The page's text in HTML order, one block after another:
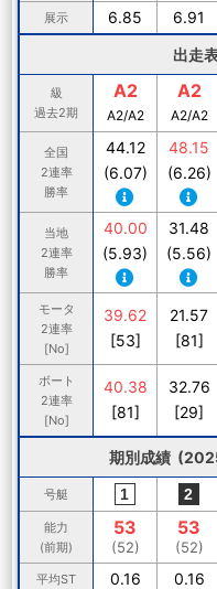
展示 6.85 6.91
出走
級
過去2期
A2
A2/A2
A2
A2/A2
全国
2連率
勝率
44.12
(6.07)
48.15
(6.26)
当地
2連率
勝率
40.00
(5.93)
31.48
(5.56)
モータ
2連率
[No]
39.62
[53]
21.57
[81]
ボート
2連率
[No]
40.38
[81]
32.76
[29]
期別成績
号艇
能力
(前期)
53
(52)
53
(52)
平均ST 0.16 0.16